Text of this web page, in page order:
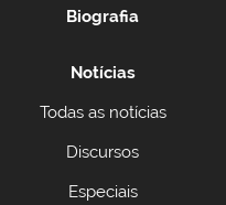
Biografia
Notícias
Todas as notícias
Discursos
Especiais